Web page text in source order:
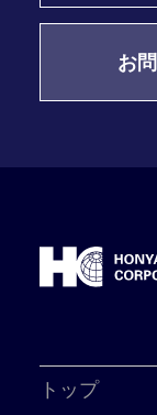
お
トップ